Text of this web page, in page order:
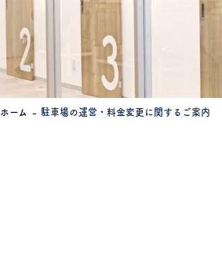
ホーム 駐車場の運営・料金変更に関するご案内